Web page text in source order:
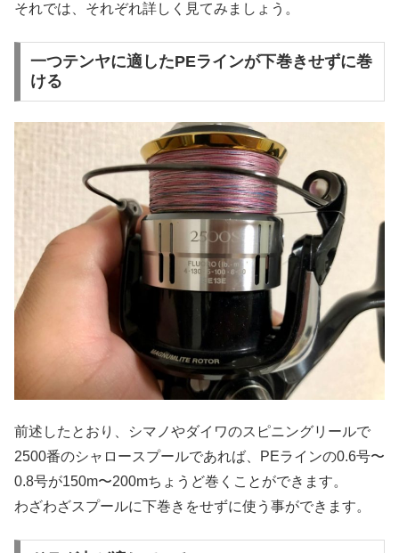
それでは、それぞれ詳しく見てみましょう。
一つテンヤに適したPEラインが下巻きせずに巻
ける
前述したとおり、シマノやダイワのスピニングリールで
2500番のシャロースプールであれば、PEラインの0.6号〜
0.8号が150m〜200mちょうど巻くことができます。
わざわざスプールに下巻きをせずに使う事ができます。